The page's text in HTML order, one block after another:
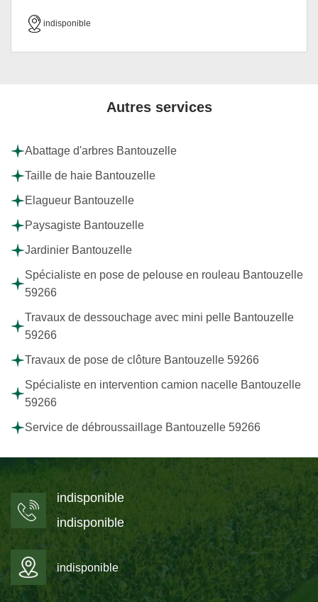
indisponible
Autres services
Abattage d'arbres Bantouzelle
Taille de haie Bantouzelle
Elagueur Bantouzelle
Paysagiste Bantouzelle
Jardinier Bantouzelle
Spécialiste en pose de pelouse en rouleau Bantouzelle
59266
Travaux de dessouchage avec mini pelle Bantouzelle
59266
Travaux de pose de clôture Bantouzelle 59266
Spécialiste en intervention camion nacelle Bantouzelle
59266
Service de débroussaillage Bantouzelle 59266
indisponible
indisponible
indisponible